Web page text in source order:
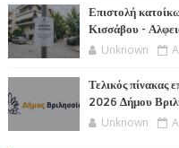
Επιστολή
Κισσάβου -
Unknown
Τελικός πίνακας
2026 Δήμου
Unknown